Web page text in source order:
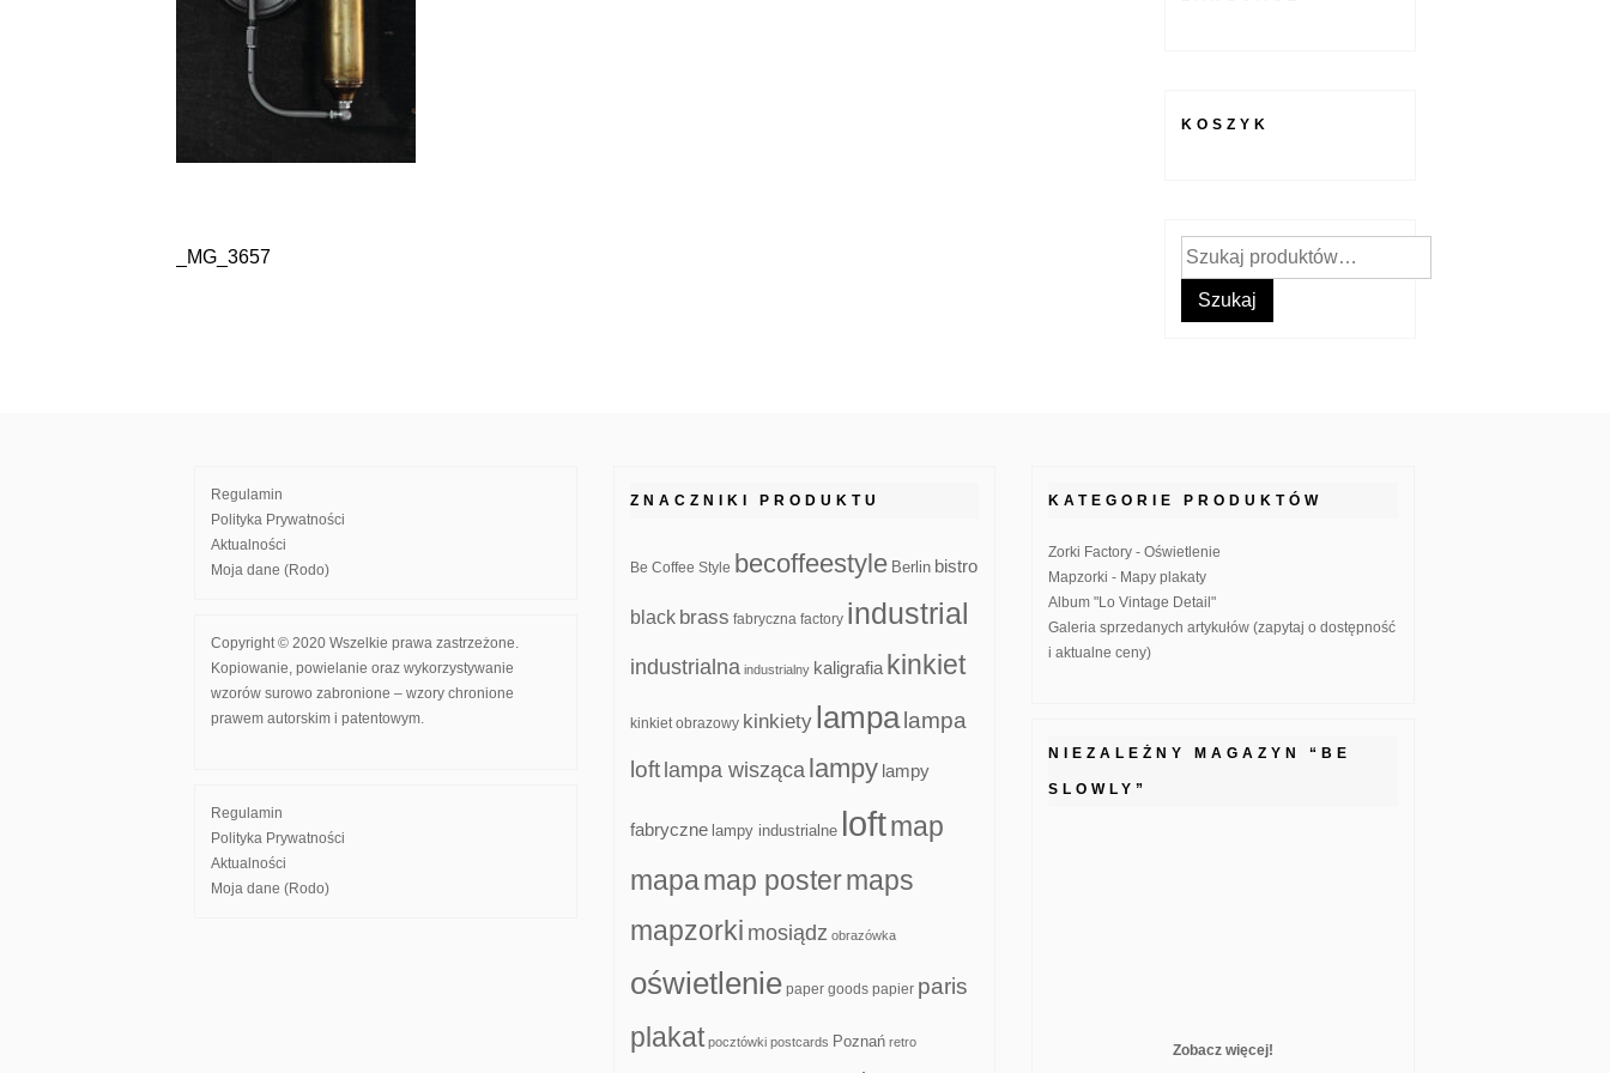
Nawigacja
_MG_3657
KOSZYK
Szukaj:
Szukaj
Regulamin
Polityka Prywatności
Aktualności
Moja dane (Rodo)
Copyright © 2020 Wszelkie prawa zastrzeżone.
Kopiowanie, powielanie oraz wykorzystywanie
wzorów surowo zabronione – wzory chronione
prawem autorskim i patentowym.
Regulamin
Polityka Prywatności
Aktualności
Moja dane (Rodo)
ZNACZNIKI PRODUKTU
Be Coffee Style becoffeestyle Berlin bistro
black brass fabryczna factory industrial
industrialna industrialny kaligrafia kinkiet
kinkiet obrazowy kinkiety lampa lampa
loft lampa wisząca lampy lampy
fabryczne lampy industrialne loftmap
mapamap postermaps
mapzorki mosiądz obrazówka
oświetlenie paper goods papier paris
plakat pocztówki postcards Poznań retro
KATEGORIE PRODUKTÓW
Zorki Factory - Oświetlenie
Mapzorki - Mapy plakaty
Album "Lo Vintage Detail"
Galeria sprzedanych artykułów (zapytaj o dostępność
i aktualne ceny)
NIEZALEŻNY MAGAZYN “BE
SLOWLY”
Zobacz więcej!